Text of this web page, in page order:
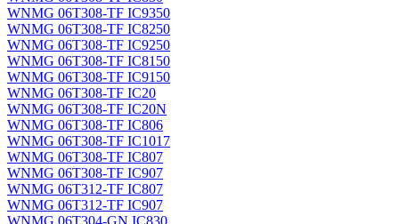
WNMG 06T308-TF IC9350
WNMG 06T308-TF IC8250
WNMG 06T308-TF IC9250
WNMG 06T308-TF IC8150
WNMG 06T308-TF IC9150
WNMG 06T308-TF IC20
WNMG 06T308-TF IC20N
WNMG 06T308-TF IC806
WNMG 06T308-TF IC1017
WNMG 06T308-TF IC807
WNMG 06T308-TF IC907
WNMG 06T312-TF IC807
WNMG 06T312-TF IC907
WNMG 06T304-GN IC830